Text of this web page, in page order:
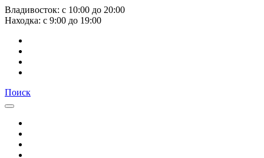
Владивосток: с 10:00 до 20:00
Находка: с 9:00 до 19:00
Поиск